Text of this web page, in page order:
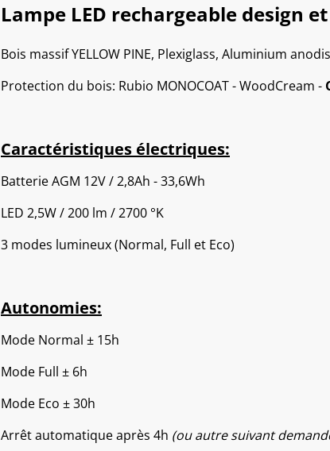
Lampe LED rechargeable design
Bois massif YELLOW PINE, Plexiglass, Aluminium
Protection du bois: Rubio MONOCOAT - WoodCream -
Caractéristiques électriques:
Batterie AGM 12V / 2,8Ah - 33,6Wh
LED 2,5W / 200 lm / 2700 °K
3 modes lumineux (Normal, Full et Eco)
Autonomies:
Mode Normal ± 15h
Mode Full ± 6h
Mode Eco ± 30h
Arrêt automatique après 4h (ou autre suivant